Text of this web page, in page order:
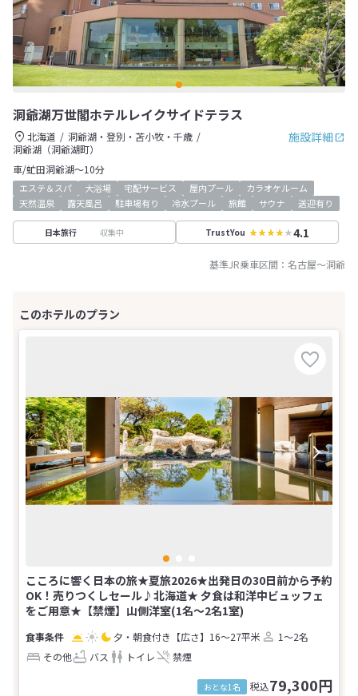
洞爺湖万世閣ホテルレイクサイドテラス
施設詳細
北海道
洞爺湖・登別・苫小牧・千歳
洞爺湖（洞爺湖町）
車/虻田洞爺湖～10分
エステ＆スパ 大浴場 宅配サービス 屋内プール
カラオケルーム
天然温泉
露天風呂 駐車場有り 冷水プール 旅館 サウナ 送迎有り
日本旅行 収集中 TrustYou 4.1
基準JR乗車区間： 名古屋～洞爺
こころに響く日本の旅★夏旅2026★出発日の30日前から予約
OK！売りつくしセール♪北海道★ 夕食は和洋中ビュッフェ
をご用意★【禁煙】山側洋室(1名～2名1室)
夕・朝食付き 【広さ】16～27平米
1～2名
その他
バス トイレ 禁煙
おとな1名 税込79,300円